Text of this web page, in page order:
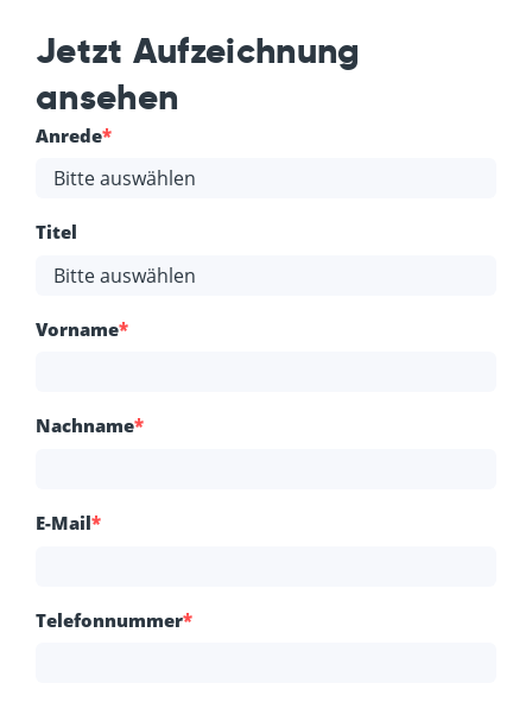
Jetzt Aufzeichnung
ansehen
Anrede*
Titel
Vorname*
Nachname*
E-Mail*
Telefonnummer*